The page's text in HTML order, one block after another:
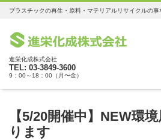
プラスチックの再生・原料・マテリアルリサイクルの
進栄化成株式会社
TEL: 03-3849-3600
9：00～18：00（月〜金）
【5/20開催中】NEW環
ります